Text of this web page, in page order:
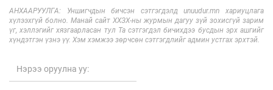
АНХААРУУЛГА: Уншигчдын бичсэн сэтгэгдэлд unuudur.mn хариуцлага
хүлээхгүй болно. Манай сайт ХХЗХ-ны журмын дагуу зүй зохисгүй зарим
үг, хэллэгийг хязгаарласан тул Та сэтгэгдэл бичихдээ бусдын эрх ашгийг
хүндэтгэн үзнэ үү. Хэм хэмжээ зөрчсөн сэтгэгдлийг админ устгах эрхтэй.